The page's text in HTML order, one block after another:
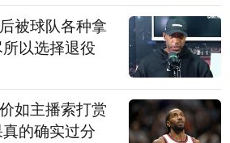
被球队各种拿
以选择退役
如主播索打赏
的确实过分